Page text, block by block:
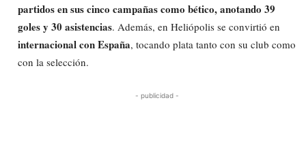
partidos en sus cinco campañas como bético, anotando 39
goles y 30 asistencias. Además, en Heliópolis se convirtió en
internacional con España, tocando plata tanto con su club como
con la selección.
- publicidad -